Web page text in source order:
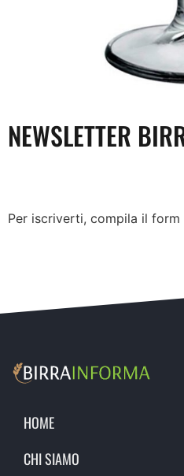
NEWSLETTER
Per iscriverti, compila il
HOME
CHI SIAMO